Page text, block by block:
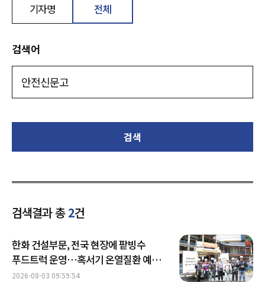
기자명 전체
검색어
검색
검색결과 총2건
한화 건설부문, 전국 현장에 팥빙수
푸드트럭 운영…혹서기 온열질환 예방
강화
2026-08-03 09:59:54